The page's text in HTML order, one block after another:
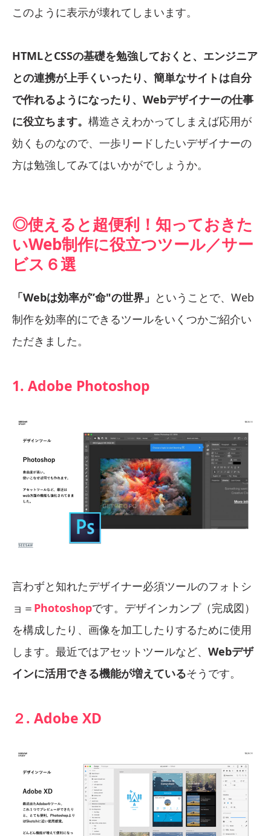
このように表示が壊れてしまいます。
HTMLとCSSの基礎を勉強しておくと、エンジニア
との連携が上手くいったり、簡単なサイトは自分
で作れるようになったり、Webデザイナーの仕事
に役立ちます。 構造さえわかってしまえば応用が
効くものなので、一歩リードしたいデザイナーの
方は勉強してみてはいかがでしょうか。
◎使えると超便利！知っておきた
いWeb制作に役立つツール／サー
ビス６選
「Webは効率が”命"の世界」 ということで、Web
制作を効率的にできるツールをいくつかご紹介い
ただきました。
1. Adobe Photoshop
言わずと知れたデザイナー必須ツールのフォトシ
ョ＝ Photoshopです。デザインカンプ（完成図）
を構成したり、画像を加工したりするために使用
します。最近ではアセットツールなど、 Webデザ
インに活用できる機能が増えているそうです。
２. Adobe XD